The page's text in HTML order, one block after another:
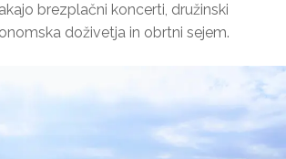
brezplačni koncerti, družinski
doživetja in obrtni sejem.